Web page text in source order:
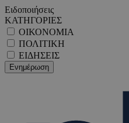
Ειδοποιήσεις
ΚΑΤΗΓΟΡΙΕΣ
ΟΙΚΟΝΟΜΙΑ
ΠΟΛΙΤΙΚΗ
ΕΙΔΗΣΕΙΣ